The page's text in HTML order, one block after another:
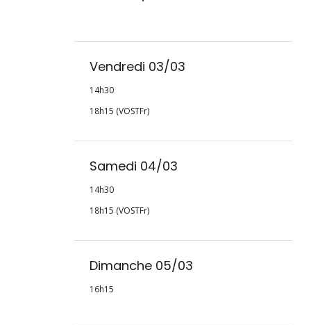
Vendredi 03/03
14h30
18h15 (VOSTFr)
Samedi 04/03
14h30
18h15 (VOSTFr)
Dimanche 05/03
16h15